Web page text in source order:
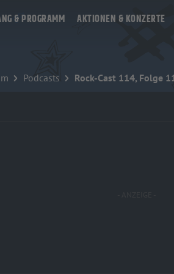
& PROGRAMM AKTIONEN & KONZERTE
Podcasts Rock-Cast 114, Folge